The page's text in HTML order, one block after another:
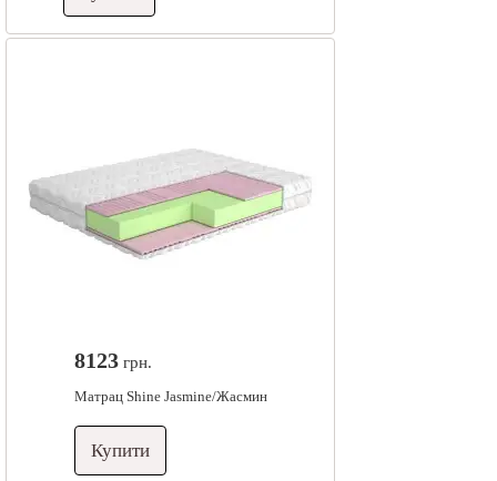
8123грн.
Матрац Shine Jasmine/Жасмин
Купити